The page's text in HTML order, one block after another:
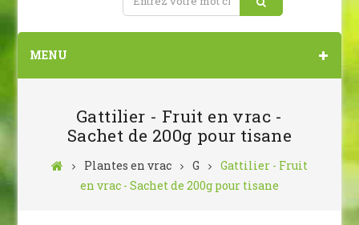
MENU
Gattilier - Fruit en vrac -
Sachet de 200g pour tisane
Plantes en vrac G
Gattilier - Fruit
en vrac - Sachet de 200g pour tisane